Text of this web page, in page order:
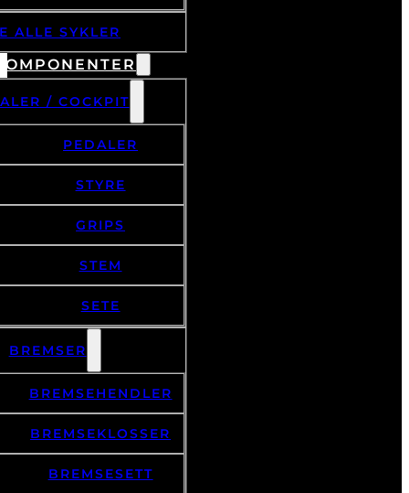
ALLE SYKLER
/ COCKPIT
PEDALER
STYRE
GRIPS
STEM
SETE
BREMSER
BREMSEHENDLER
BREMSEKLOSSER
BREMSESETT